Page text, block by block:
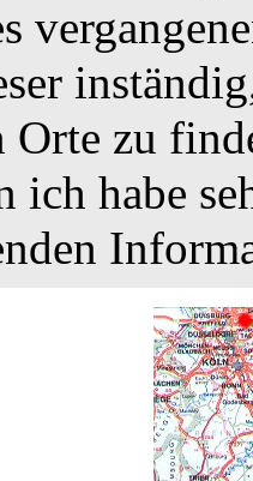
Orte zu
ich habe